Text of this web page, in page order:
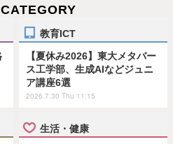
教育ICT
【夏休み2026】東大メタバー
ス工学部、生成AIなどジュニ
ア講座6選
2026.7.30 Thu 11:15
生活・健康